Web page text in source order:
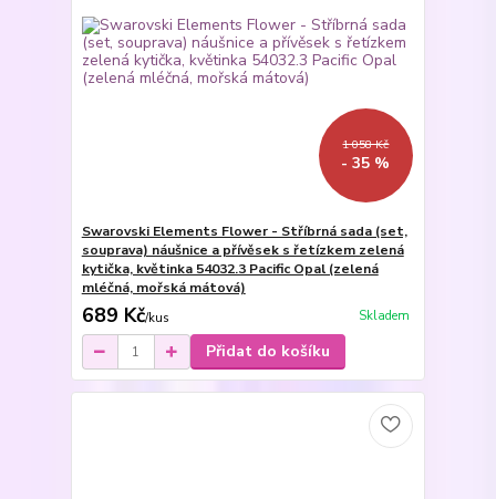
1 058 Kč
- 35 %
Swarovski Elements Flower - Stříbrná sada (set,
souprava) náušnice a přívěsek s řetízkem zelená
kytička, květinka 54032.3 Pacific Opal (zelená
mléčná, mořská mátová)
689 Kč/kus Skladem
Přidat do košíku